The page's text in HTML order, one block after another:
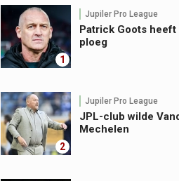
1
Jupiler Pro League
Patrick Goots
ploeg
2
Jupiler Pro League
JPL-club wilde
Mechelen